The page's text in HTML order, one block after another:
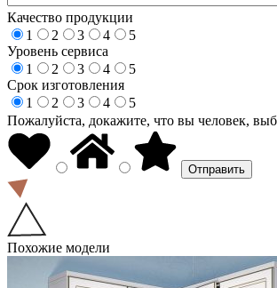
Качество продукции
1
2 3 4
5
Уровень сервиса
1
2 3 4
5
Срок изготовления
1
2 3 4
5
Пожалуйста, докажите, что вы человек,
Похожие модели